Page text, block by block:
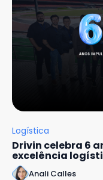
Logística
Drivin celebra 6
excelência
Anali Calles